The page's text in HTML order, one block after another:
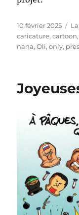
Publié
le
10 février 2025
caricature,cartoon
nana,Oli,only,